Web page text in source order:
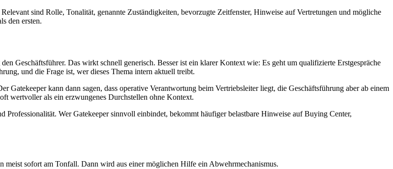
sind Rolle, Tonalität, genannte Zuständigkeiten, bevorzugte Zeitfenster, Hinweise auf Vertretungen und mögliche
den ersten.
Geschäftsführer. Das wirkt schnell generisch. Besser ist ein klarer Kontext wie: Es geht um qualifizierte Erstgespräche
und die Frage ist, wer dieses Thema intern aktuell treibt.
kann dann sagen, dass operative Verantwortung beim Vertriebsleiter liegt, die Geschäftsführung aber ab einem
wertvoller als ein erzwungenes Durchstellen ohne Kontext.
Wer Gatekeeper sinnvoll einbindet, bekommt häufiger belastbare Hinweise auf Buying Center,
sofort am Tonfall. Dann wird aus einer möglichen Hilfe ein Abwehrmechanismus.